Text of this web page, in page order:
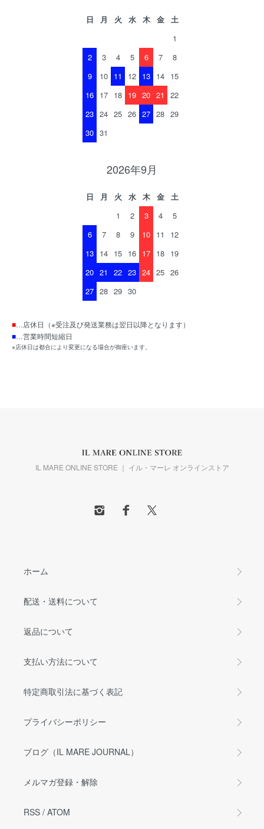
日 月 火 水 木 金
土
1
2
3 4 5 6 7
8
9
10 11 12 13 14 15
16 17 18 19 20 21
22
23 24 25 26 27 28 29
30 31
2026年9月
日 月 火 水 木 金
土
1
2 3 4
5
6
7 8 9 10 11
12
13 14 15 16 17 18 19
20 21 22 23 24 25 26
27 28 29 30
■…店休日（※受注及び発送業務は翌日以降となります）
■…営業時間短縮日
※店休日は都合により変更になる場合が御座います。
IL MARE ONLINE STORE ｜ イル・マーレ オンラインストア
ホーム
配送・送料について
返品について
支払い方法について
特定商取引法に基づく表記
プライバシーポリシー
ブログ（IL MARE JOURNAL）
メルマガ登録・解除
RSS / ATOM